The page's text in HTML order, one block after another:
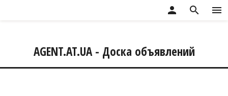
menu
search
person
AGENT.AT.UA - Доска объявлений